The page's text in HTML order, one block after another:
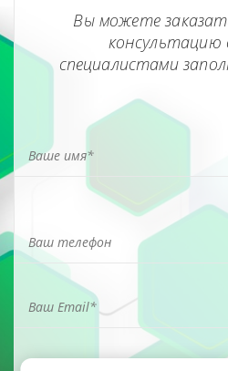
Вы можете
специалистами